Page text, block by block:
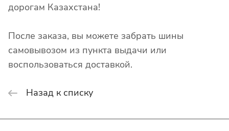
дорогам Казахстана!
После заказа, вы можете забрать шины
самовывозом из пункта выдачи или
воспользоваться доставкой.
Назад к списку